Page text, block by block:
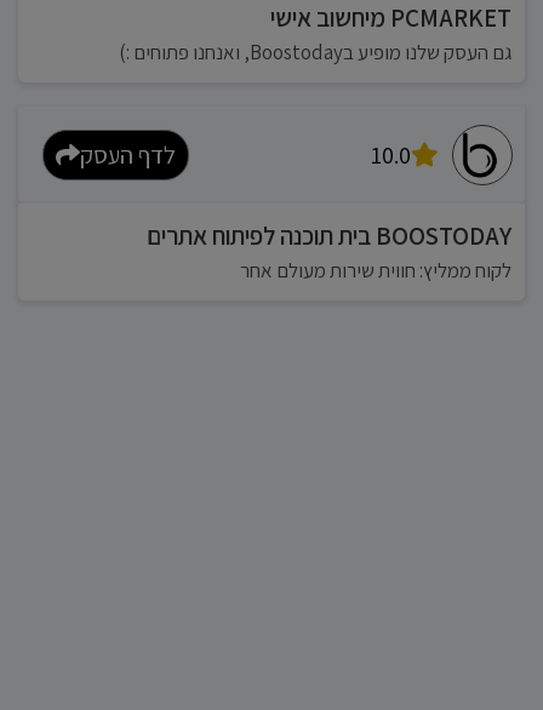
PCMARKET מיחשוב אישי
גם העסק שלנו מופיע בBoostoday, ואנחנו פתוחים :)
10.0 לדף העסק
BOOSTODAY בית תוכנה לפיתוח אתרים
לקוח ממליץ: חווית שירות מעולם אחר